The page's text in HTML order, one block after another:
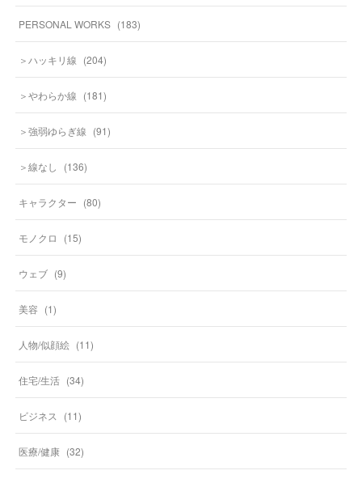
PERSONAL WORKS (183)
＞ハッキリ線 (204)
＞やわらか線 (181)
＞強弱ゆらぎ線 (91)
＞線なし (136)
キャラクター (80)
モノクロ (15)
ウェブ (9)
美容 (1)
人物/似顔絵 (11)
住宅/生活 (34)
ビジネス (11)
医療/健康 (32)